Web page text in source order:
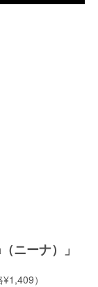
ニーナ）」
）